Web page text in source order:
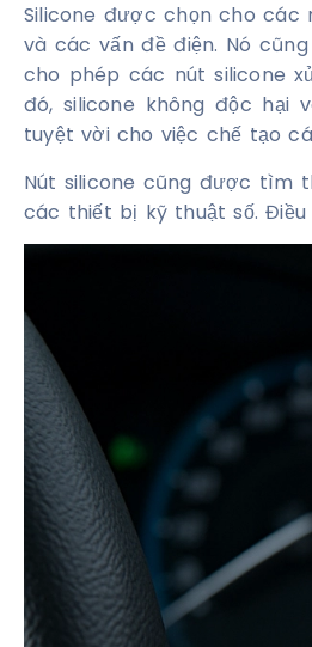
Silicone được chọn cho các
và các vấn đề điện. Nó
cho phép các nút silicone
đó, silicone không độc
tuyệt vời cho việc chế tạo
Nút silicone cũng được tìm
các thiết bị kỹ thuật số.